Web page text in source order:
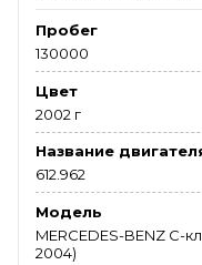
Пробег
130000
Цвет
2002 г
Название
612.962
Модель
MERCEDES-BENZ C-
2004)